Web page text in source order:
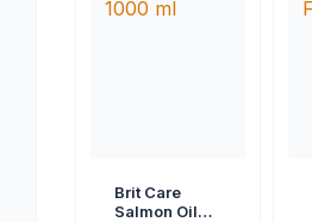
Brit Care
Salmon Oil